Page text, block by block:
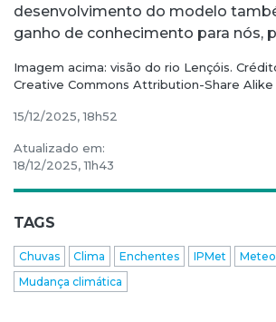
desenvolvimento do modelo
ganho de conhecimento para nós,
Imagem acima: visão do rio Lençóis.
Creative Commons Attribution-Share
15/12/2025, 18h52
Atualizado em:
18/12/2025, 11h43
TAGS
Chuvas Clima Enchentes IPMet
Mudança climática